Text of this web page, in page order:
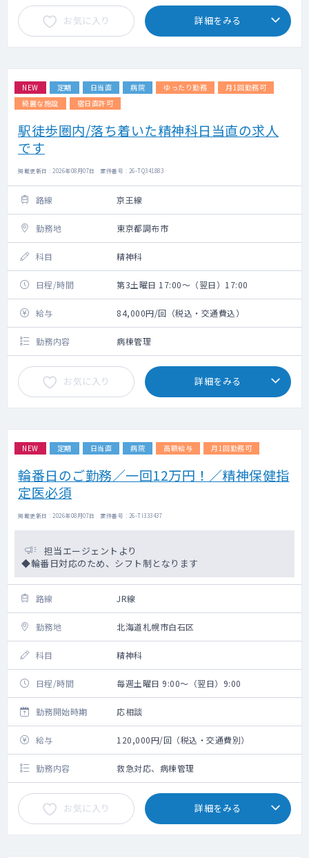
お気に入り 詳細をみる
NEW 定期 日当直 病院 ゆったり勤務
月1回勤務可
綺麗な施設
宿日直許可
駅徒歩圏内/落ち着いた精神科日当直の求人
です
掲載更新日 : 2026年08月07日 案件番号 : 26-TQ341883
路線 京王線
勤務地 東京都調布市
科目 精神科
日程/時間 第3土曜日 17:00～（翌日）17:00
給与 84,000円/回（税込・交通費込）
勤務内容 病棟管理
お気に入り 詳細をみる
NEW 定期 日当直 病院 高額給与 月1回勤務可
輪番日のご勤務／一回12万円！／精神保健指
定医必須
掲載更新日 : 2026年08月07日 案件番号 : 26-TI333437
担当エージェントより
◆輪番日対応のため、シフト制となります
路線 JR線
勤務地 北海道札幌市白石区
科目 精神科
日程/時間 毎週土曜日 9:00～（翌日）9:00
勤務開始時期 応相談
給与 120,000円/回（税込・交通費別）
勤務内容 救急対応、病棟管理
お気に入り 詳細をみる